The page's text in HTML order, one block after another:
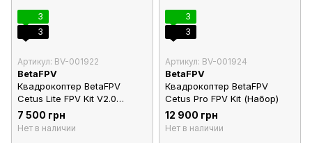
3
3
Артикул: BV-001922
BetaFPV
Квадрокоптер BetaFPV
Cetus Lite FPV Kit V2.0
(Набор)
7 500 грн
Нет в наличии
3
3
Артикул: BV-001924
BetaFPV
Квадрокоптер BetaFPV
Cetus Pro FPV Kit (Набор)
12 900 грн
Нет в наличии